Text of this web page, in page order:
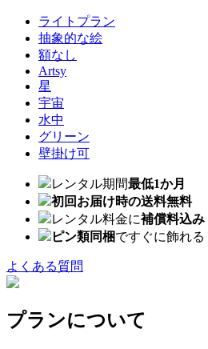
ライトプラン
抽象的な絵
額なし
Artsy
星
宇宙
水中
グリーン
壁掛け可
レンタル期間最低1か月
初回お届け時の送料無料
レンタル料金に補償料込み
ピン類同梱ですぐに飾れる
よくある質問
プランについて